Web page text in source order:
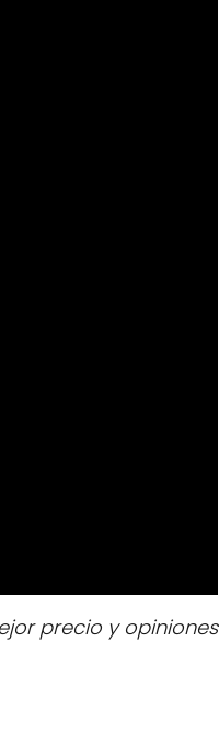
precio y opiniones